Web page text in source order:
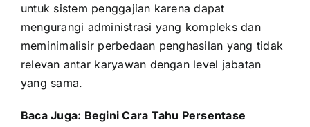
untuk sistem penggajian karena dapat
mengurangi administrasi yang kompleks dan
meminimalisir perbedaan penghasilan yang tidak
relevan antar karyawan dengan level jabatan
yang sama.
Baca Juga: Begini Cara Tahu Persentase